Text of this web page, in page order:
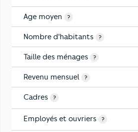
Age moyen ?
Nombre d'habitants ?
Taille des ménages ?
Revenu mensuel ?
Cadres ?
Employés et ouvriers ?